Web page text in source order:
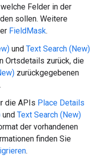
Felder in der
sollen. Weitere
FieldMask.
und Text Search (New)
Ortsdetails zurück, die
zurückgegebenen
die APIs Place Details
und Text Search (New)
der vorhandenen
finden Sie
.